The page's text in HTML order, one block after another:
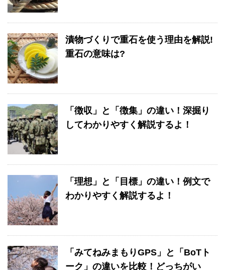
漬物づくりで重石を使う理由を解説!
重石の意味は?
「徴収」と「徴集」の違い！深掘り
してわかりやすく解説するよ！
「理想」と「目標」の違い！例文で
わかりやすく解説するよ！
「みてねみまもりGPS」と「BoTト
ーク」の違いを比較！どっちがい